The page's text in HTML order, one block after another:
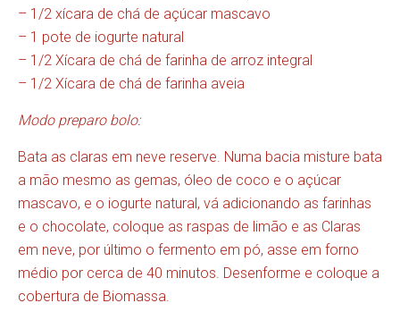
– 1/2 xícara de chá de açúcar mascavo
– 1 pote de iogurte natural
– 1/2 Xícara de chá de farinha de arroz integral
– 1/2 Xícara de chá de farinha aveia
Modo preparo bolo:
Bata as claras em neve reserve. Numa bacia misture bata
a mão mesmo as gemas, óleo de coco e o açúcar
mascavo, e o iogurte natural, vá adicionando as farinhas
e o chocolate, coloque as raspas de limão e as Claras
em neve, por último o fermento em pó, asse em forno
médio por cerca de 40 minutos. Desenforme e coloque a
cobertura de Biomassa.